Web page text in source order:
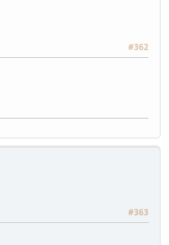
#362
#363